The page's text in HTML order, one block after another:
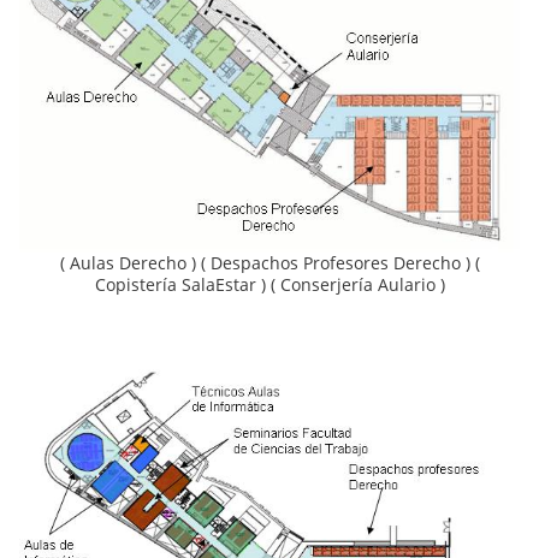
( Aulas Derecho ) ( Despachos Profesores Derecho ) (
Copistería SalaEstar ) ( Conserjería Aulario )